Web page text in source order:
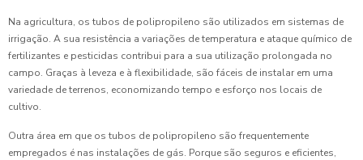
Na agricultura, os tubos de polipropileno são utilizados em sistemas de
irrigação. A sua resistência a variações de temperatura e ataque químico de
fertilizantes e pesticidas contribui para a sua utilização prolongada no
campo. Graças à leveza e à flexibilidade, são fáceis de instalar em uma
variedade de terrenos, economizando tempo e esforço nos locais de
cultivo.
Outra área em que os tubos de polipropileno são frequentemente
empregados é nas instalações de gás. Porque são seguros e eficientes,